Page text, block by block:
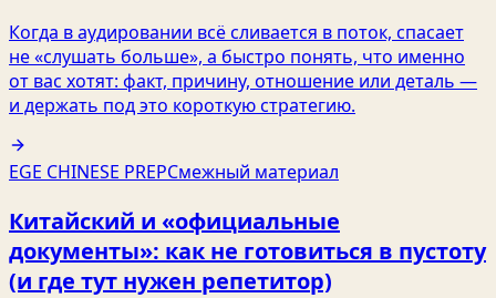
Когда в аудировании всё сливается в поток, спасает
не «слушать больше», а быстро понять, что именно
от вас хотят: факт, причину, отношение или деталь —
и держать под это короткую стратегию.
EGE CHINESE PREPСмежный материал
Китайский и «официальные
документы»: как не готовиться в пустоту
(и где тут нужен репетитор)